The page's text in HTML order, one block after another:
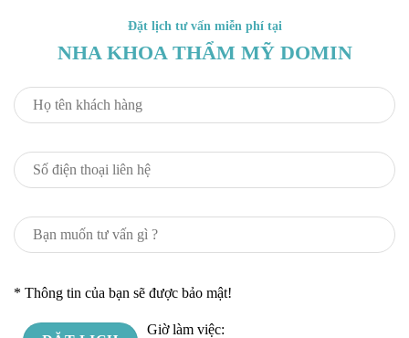
Đặt lịch tư vấn miễn phí tại
NHA KHOA THẨM MỸ DOMIN
* Thông tin của bạn sẽ được bảo mật!
Giờ làm việc: